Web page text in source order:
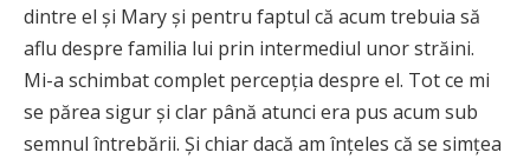
dintre el și Mary și pentru faptul că acum trebuia să
aflu despre familia lui prin intermediul unor străini.
Mi-a schimbat complet percepția despre el. Tot ce mi
se părea sigur și clar până atunci era pus acum sub
semnul întrebării. Și chiar dacă am înțeles că se simțea